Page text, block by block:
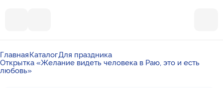
ГлавнаяКаталогДля праздника
Открытка «Желание видеть человека в Раю, это и есть
любовь»